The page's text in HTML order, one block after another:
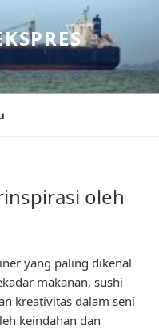
oleh
yang paling dikenal
makanan, sushi
kreativitas dalam seni
keindahan dan